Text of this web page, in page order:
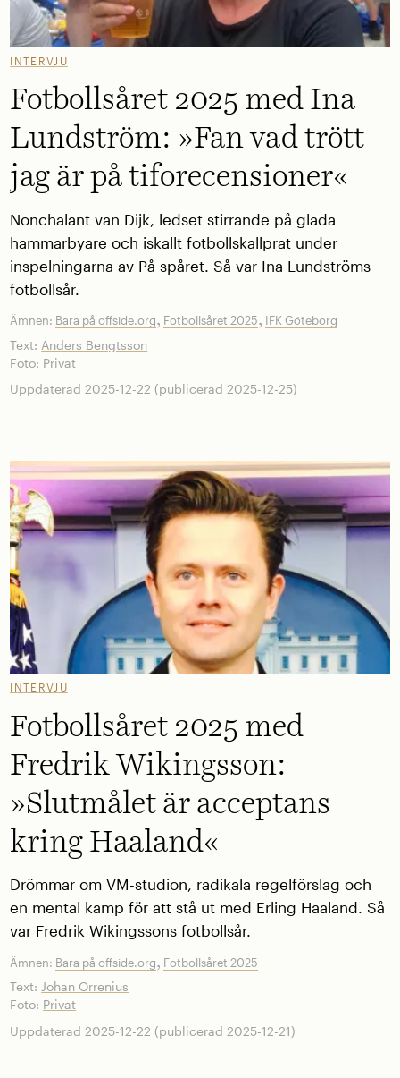
INTERVJU
Fotbollsåret 2025 med Ina
Lundström: »Fan vad trött
jag är på tiforecensioner«
Nonchalant van Dijk, ledset stirrande på glada
hammarbyare och iskallt fotbollskallprat under
inspelningarna av På spåret. Så var Ina Lundströms
fotbollsår.
Ämnen: Bara på offside.org, Fotbollsåret 2025, IFK Göteborg
Text: Anders Bengtsson
Foto: Privat
Uppdaterad 2025-12-22 (publicerad 2025-12-25)
INTERVJU
Fotbollsåret 2025 med
Fredrik Wikingsson:
»Slutmålet är acceptans
kring Haaland«
Drömmar om VM-studion, radikala regelförslag och
en mental kamp för att stå ut med Erling Haaland. Så
var Fredrik Wikingssons fotbollsår.
Ämnen: Bara på offside.org, Fotbollsåret 2025
Text:Johan Orrenius
Foto: Privat
Uppdaterad 2025-12-22 (publicerad 2025-12-21)